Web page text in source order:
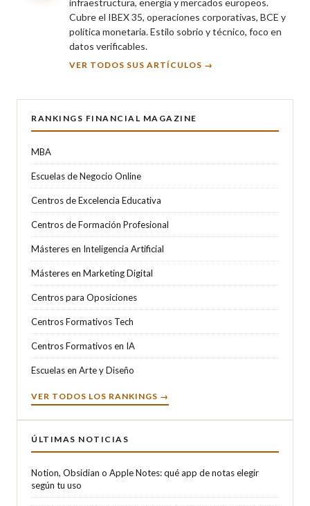
infraestructura, energía y mercados europeos.
Cubre el IBEX 35, operaciones corporativas, BCE y
política monetaria. Estilo sobrio y técnico, foco en
datos verificables.
VER TODOS SUS ARTÍCULOS →
RANKINGS FINANCIAL MAGAZINE
MBA
Escuelas de Negocio Online
Centros de Excelencia Educativa
Centros de Formación Profesional
Másteres en Inteligencia Artificial
Másteres en Marketing Digital
Centros para Oposiciones
Centros Formativos Tech
Centros Formativos en IA
Escuelas en Arte y Diseño
VER TODOS LOS RANKINGS →
ÚLTIMAS NOTICIAS
Notion, Obsidian o Apple Notes: qué app de notas elegir
según tu uso